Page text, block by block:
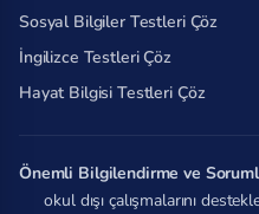
Sosyal Bilgiler Testleri Çöz
İngilizce Testleri Çöz
Hayat Bilgisi Testleri Çöz
Önemli Bilgilendirme ve
okul dışı çalışmalarını